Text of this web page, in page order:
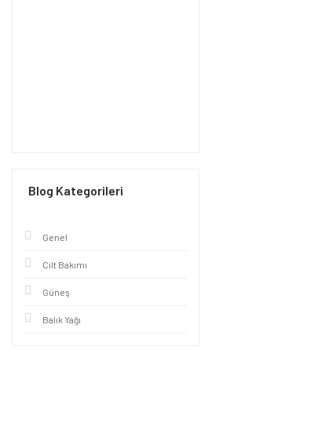
Blog Kategorileri
Genel
Cilt Bakımı
Güneş
Balık Yağı